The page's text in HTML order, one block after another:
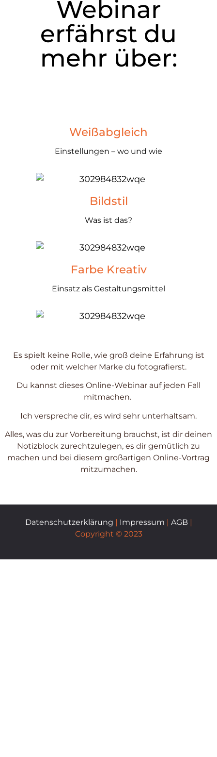
Webinar
erfährst du
mehr über:
Weißabgleich
Einstellungen – wo und wie
Bildstil
Was ist das?
Farbe Kreativ
Einsatz als Gestaltungsmittel
Es spielt keine Rolle, wie groß deine Erfahrung ist
oder mit welcher Marke du fotografierst.
Du kannst dieses Online-Webinar auf jeden Fall
mitmachen.
Ich verspreche dir, es wird sehr unterhaltsam.
Alles, was du zur Vorbereitung brauchst, ist dir deinen
Notizblock zurechtzulegen, es dir gemütlich zu
machen und bei diesem großartigen Online-Vortrag
mitzumachen.
Datenschutzerklärung Impressum AGB|
Copyright © 2023